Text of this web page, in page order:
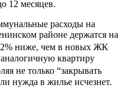
12 месяцев.
расходы на
районе держатся на
ниже, чем в новых ЖК
квартиру
не только “закрывать
нужда в жилье исчезнет.